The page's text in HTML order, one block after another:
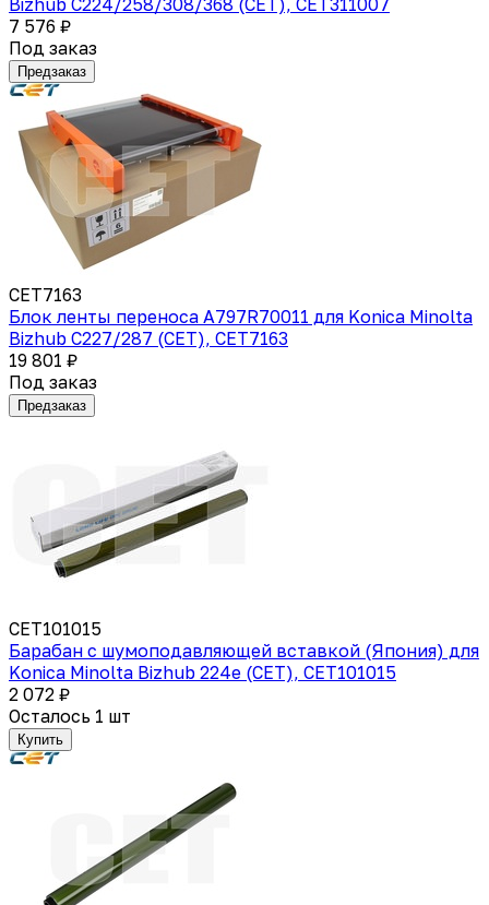
7 576 ₽
Под заказ
Предзаказ
CET7163
Блок ленты переноса A797R70011 для Konica Minolta
Bizhub C227/287 (CET), CET7163
19 801 ₽
Под заказ
Предзаказ
CET101015
Барабан с шумоподавляющей вставкой (Япония) для
Konica Minolta Bizhub 224e (CET), CET101015
2 072 ₽
Осталось 1 шт
Купить